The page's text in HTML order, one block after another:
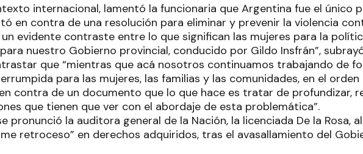
internacional, lamentó la funcionaria que Argentina fue el único
en contra de una resolución para eliminar y prevenir la violencia
un evidente contraste entre lo que significan las mujeres para la
nuestro Gobierno provincial, conducido por Gildo Insfrán”,
que “mientras que acá nosotros continuamos trabajando de
para las mujeres, las familias y las comunidades, en el orden
contra de un documento que lo que hace es tratar de profundizar,
que tienen que ver con el abordaje de esta problemática”.
pronunció la auditora general de la Nación, la licenciada De la Rosa, al
retroceso” en derechos adquiridos, tras el avasallamiento del